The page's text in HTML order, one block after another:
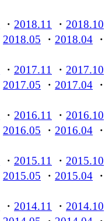
・ 2018.11 ・ 2018.10
2018.05 ・ 2018.04
・ 2017.11 ・ 2017.10
2017.05 ・ 2017.04
・ 2016.11 ・ 2016.10
2016.05 ・ 2016.04
・ 2015.11 ・ 2015.10
2015.05 ・ 2015.04
・ 2014.11 ・ 2014.10